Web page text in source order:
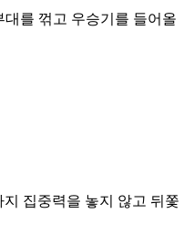
를 꺾고 우승기를 들어올
지 집중력을 놓지 않고 뒤쫓